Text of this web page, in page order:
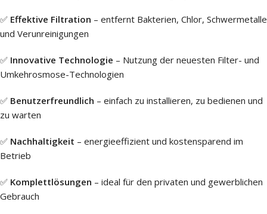
✅ Effektive Filtration – entfernt Bakterien, Chlor, Schwermetalle
und Verunreinigungen
✅ Innovative Technologie – Nutzung der neuesten Filter- und
Umkehrosmose-Technologien
✅ Benutzerfreundlich – einfach zu installieren, zu bedienen und
zu warten
✅ Nachhaltigkeit – energieeffizient und kostensparend im
Betrieb
✅ Komplettlösungen – ideal für den privaten und gewerblichen
Gebrauch